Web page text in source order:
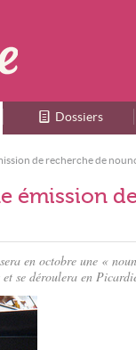
Dossiers
de recherche de
émission
en octobre une «
se déroulera en